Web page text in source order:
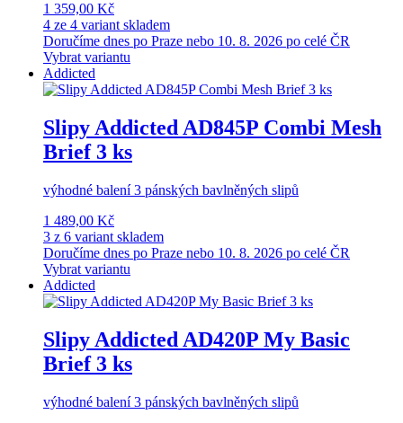
1 359,00 Kč
4 ze 4 variant skladem
Doručíme dnes po Praze nebo 10. 8. 2026 po celé ČR
Vybrat variantu
Addicted
Slipy Addicted AD845P Combi Mesh
Brief 3 ks
výhodné balení 3 pánských bavlněných slipů
1 489,00 Kč
3 z 6 variant skladem
Doručíme dnes po Praze nebo 10. 8. 2026 po celé ČR
Vybrat variantu
Addicted
Slipy Addicted AD420P My Basic
Brief 3 ks
výhodné balení 3 pánských bavlněných slipů